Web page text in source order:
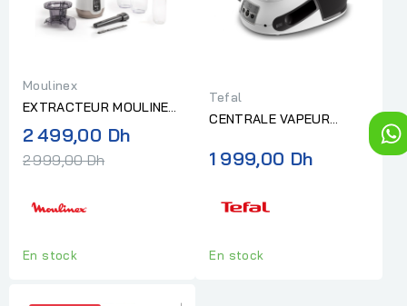
Moulinex
EXTRACTEUR MOULINEX
JUS AUTOCLEAN
2 499,00 DhPrix
2 999,00 Dh
En stock
Tefal
CENTRALE VAPEUR
1 999,00 Dh
En stock